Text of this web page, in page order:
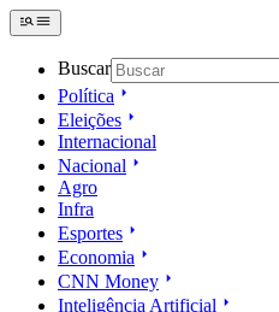
Buscar
Política
Eleições
Internacional
Nacional
Agro
Infra
Esportes
Economia
CNN Money
Inteligência Artificial